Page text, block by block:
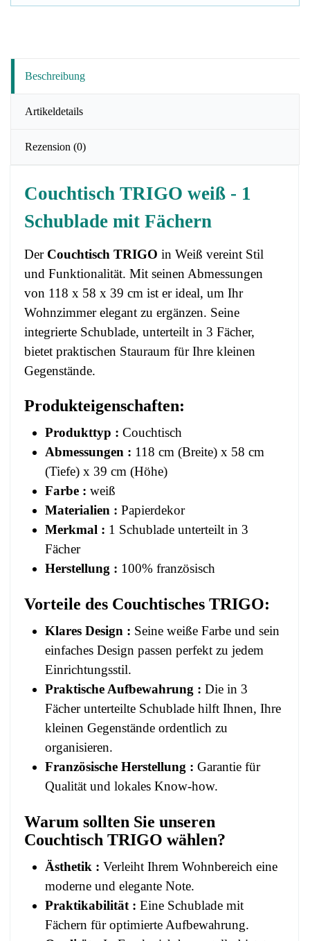
Beschreibung
Artikeldetails
Rezension (0)
Couchtisch TRIGO weiß - 1
Schublade mit Fächern
Der Couchtisch TRIGO in Weiß vereint Stil
und Funktionalität. Mit seinen Abmessungen
von 118 x 58 x 39 cm ist er ideal, um Ihr
Wohnzimmer elegant zu ergänzen. Seine
integrierte Schublade, unterteilt in 3 Fächer,
bietet praktischen Stauraum für Ihre kleinen
Gegenstände.
Produkteigenschaften:
Produkttyp : Couchtisch
Abmessungen : 118 cm (Breite) x 58 cm
(Tiefe) x 39 cm (Höhe)
Farbe : weiß
Materialien : Papierdekor
Merkmal : 1 Schublade unterteilt in 3
Fächer
Herstellung : 100% französisch
Vorteile des Couchtisches TRIGO:
Klares Design : Seine weiße Farbe und sein
einfaches Design passen perfekt zu jedem
Einrichtungsstil.
Praktische Aufbewahrung : Die in 3
Fächer unterteilte Schublade hilft Ihnen, Ihre
kleinen Gegenstände ordentlich zu
organisieren.
Französische Herstellung : Garantie für
Qualität und lokales Know-how.
Warum sollten Sie unseren
Couchtisch TRIGO wählen?
Ästhetik : Verleiht Ihrem Wohnbereich eine
moderne und elegante Note.
Praktikabilität : Eine Schublade mit
Fächern für optimierte Aufbewahrung.